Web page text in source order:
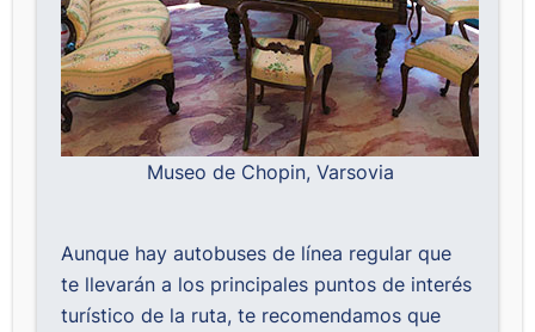
Museo de Chopin, Varsovia
Aunque hay autobuses de línea regular que
te llevarán a los principales puntos de interés
turístico de la ruta, te recomendamos que